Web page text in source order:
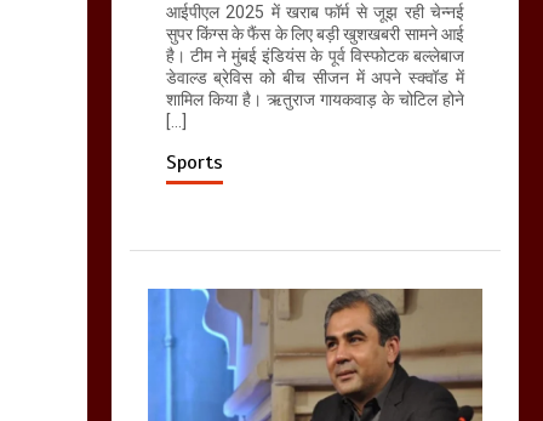
आईपीएल 2025 में खराब फॉर्म से जूझ रही चेन्नई
सुपर किंग्स के फैंस के लिए बड़ी खुशखबरी सामने आई
है। टीम ने मुंबई इंडियंस के पूर्व विस्फोटक बल्लेबाज
डेवाल्ड ब्रेविस को बीच सीजन में अपने स्क्वॉड में
शामिल किया है। ऋतुराज गायकवाड़ के चोटिल होने
Sports